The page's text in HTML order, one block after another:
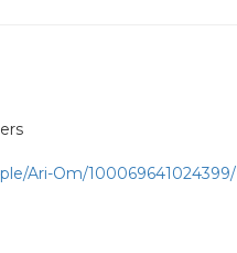
Ari-Om/100069641024399/